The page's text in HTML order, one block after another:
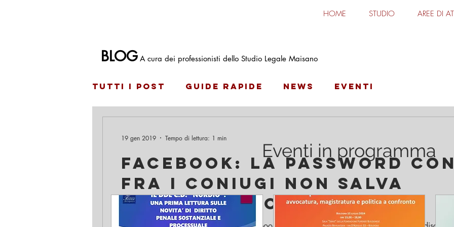
HOME STUDIO AREE DI
BLOG A cura dei professionisti dello Studio Legale Maisano
Tutti i post Guide Rapide News Eventi
Facebook: la password
fra i coniugi non salva
dall'accesso abusivo
19 gen 2019 Tempo di lettura: 1 min
Eventi in programma